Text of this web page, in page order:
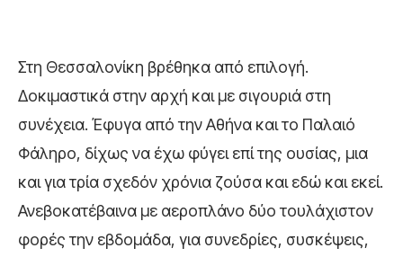
Στη Θεσσαλονίκη βρέθηκα από επιλογή.
Δοκιμαστικά στην αρχή και με σιγουριά στη
συνέχεια. Έφυγα από την Αθήνα και το Παλαιό
Φάληρο, δίχως να έχω φύγει επί της ουσίας, μια
και για τρία σχεδόν χρόνια ζούσα και εδώ και εκεί.
Ανεβοκατέβαινα με αεροπλάνο δύο τουλάχιστον
φορές την εβδομάδα, για συνεδρίες, συσκέψεις,